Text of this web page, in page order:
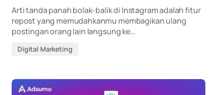
Arti tanda panah bolak-balik di Instagram adalah fitur
repost yang memudahkanmu membagikan ulang
postingan orang lain langsung ke…
Digital Marketing